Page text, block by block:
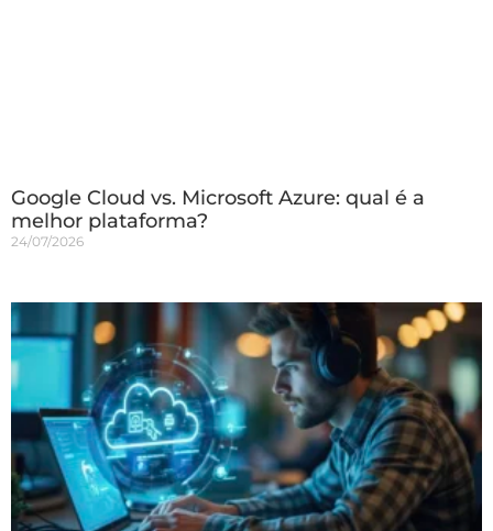
Google Cloud vs. Microsoft Azure: qual é a
melhor plataforma?
24/07/2026